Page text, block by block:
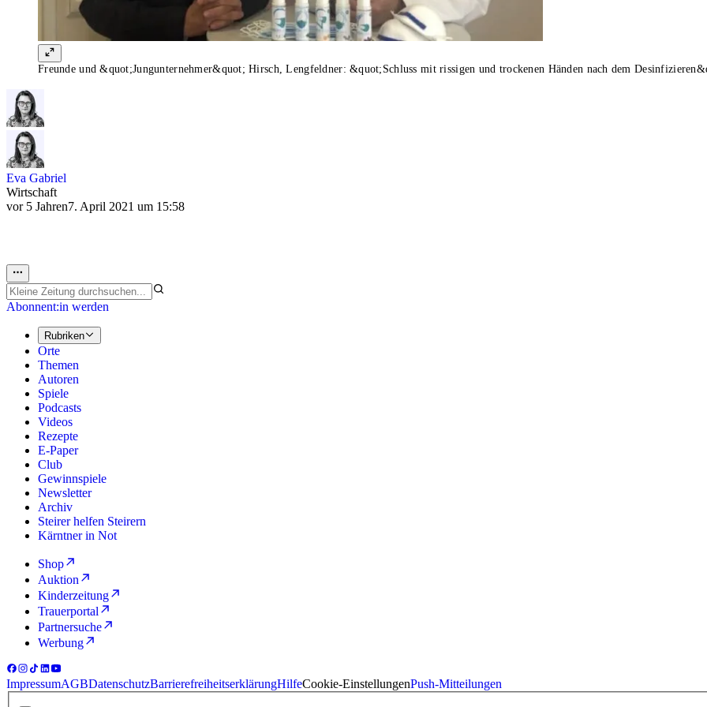
Freunde und &quot;Jungunternehmer&quot; Hirsch, Lengfeldner: &quot;Schluss mit rissigen und trockenen Händen nach dem
Eva Gabriel
Wirtschaft
vor 5 Jahren7. April 2021 um 15:58
Abonnent:in werden
Rubriken
Orte
Themen
Autoren
Spiele
Podcasts
Videos
Rezepte
E-Paper
Club
Gewinnspiele
Newsletter
Archiv
Steirer helfen Steirern
Kärntner in Not
Shop
Auktion
Kinderzeitung
Trauerportal
Partnersuche
Werbung
ImpressumAGBDatenschutzBarrierefreiheitserklärungHilfeCookie-EinstellungenPush-Mitteilungen